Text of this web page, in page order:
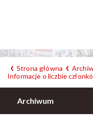
Strona główna
Informacje o liczbie
Archiwum